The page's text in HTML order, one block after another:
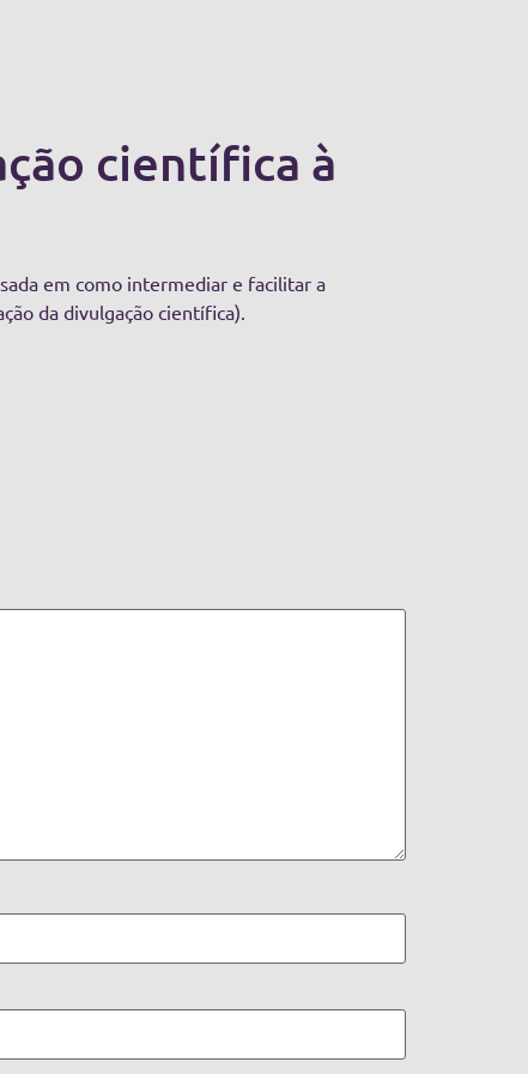
científica à
em como intermediar e facilitar a
da divulgação científica).